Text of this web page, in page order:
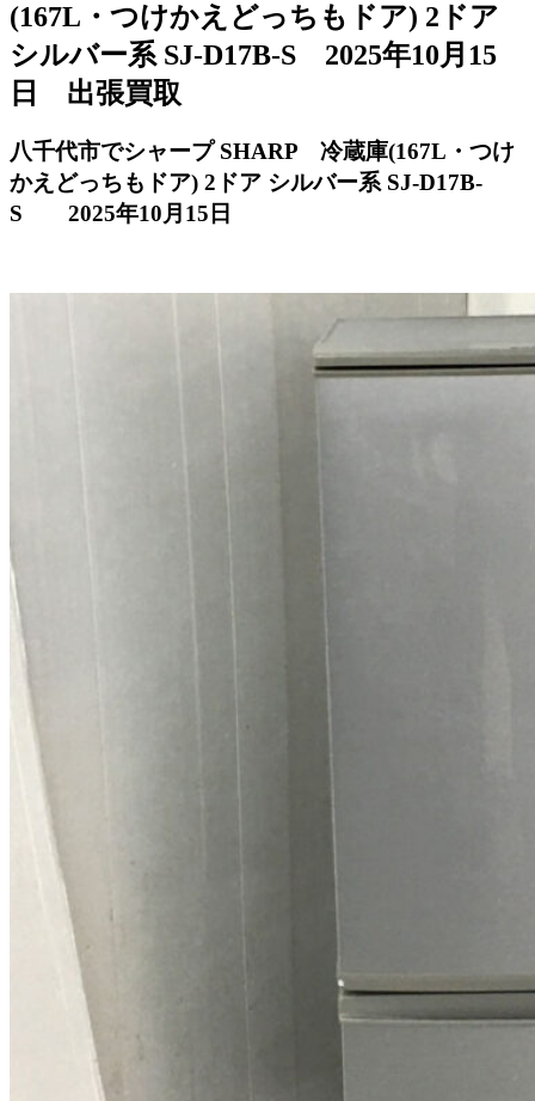
(167L・つけかえどっちもドア) 2ドア
シルバー系 SJ-D17B-S 2025年10月15
日 出張買取
八千代市でシャープ SHARP 冷蔵庫(167L・つけ
かえどっちもドア) 2ドア シルバー系 SJ-D17B-
S 2025年10月15日